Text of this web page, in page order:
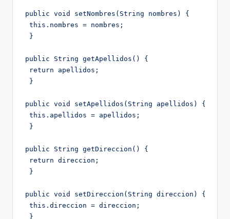
public void setNombres(String nombres) {
this.nombres = nombres;
}
public String getApellidos() {
return apellidos;
}
public void setApellidos(String apellidos) {
this.apellidos = apellidos;
}
public String getDireccion() {
return direccion;
}
public void setDireccion(String direccion) {
this.direccion = direccion;
}